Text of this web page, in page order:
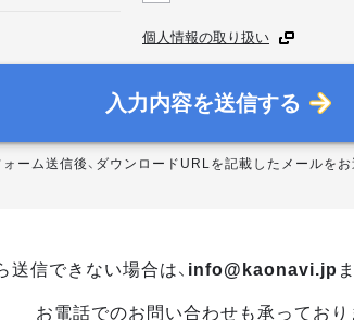
個人情報の取り扱い
入力内容を送信する
ォーム送信後、ダウンロードURLを記載したメールをお
信できない場合は、 info@kaonavi.jp
お電話でのお問い合わせも承っており